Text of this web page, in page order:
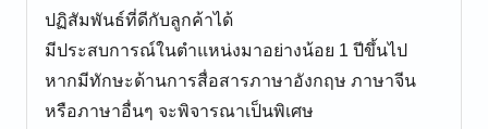
ปฏิสัมพันธ์ที่ดีกับลูกค้าได้
มีประสบการณ์ในตำแหน่งมาอย่างน้อย 1 ปีขึ้นไป
หากมีทักษะด้านการสื่อสารภาษาอังกฤษ ภาษาจีน
หรือภาษาอื่นๆ จะพิจารณาเป็นพิเศษ